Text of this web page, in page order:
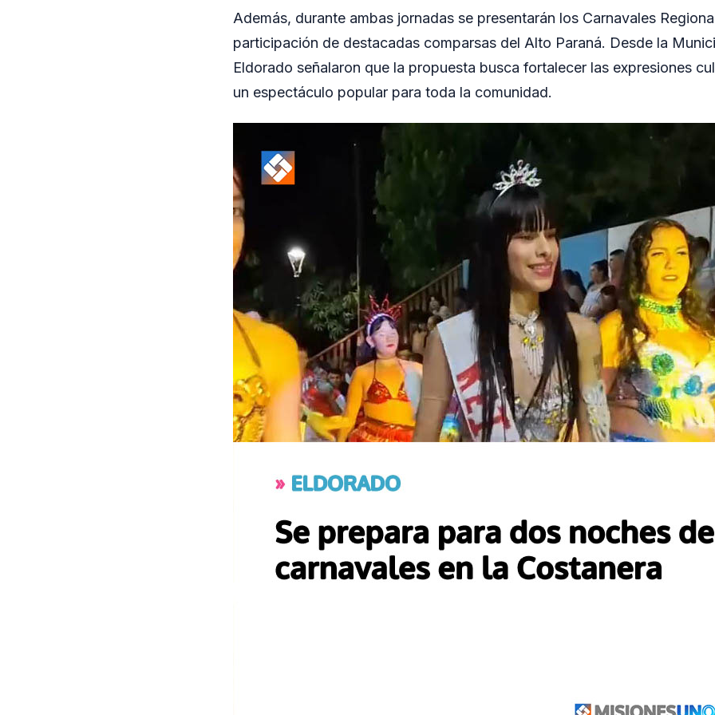
Además, durante ambas jornadas se presentarán los Carnavales
participación de destacadas comparsas del Alto Paraná. Desde la
Eldorado señalaron que la propuesta busca fortalecer las expresiones
un espectáculo popular para toda la comunidad.